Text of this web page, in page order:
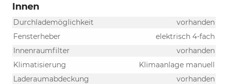
Innen
Durchlademöglichkeit
vorhanden
Fensterheber
elektrisch 4-fach
Innenraumfilter
vorhanden
Klimatisierung
Klimaanlage manuell
Laderaumabdeckung
vorhanden